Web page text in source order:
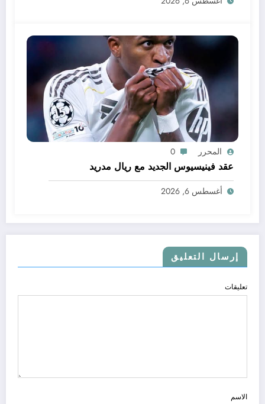
المحرر 0
عقد فينيسيوس الجديد مع ريال مدريد
أغسطس 6, 2026
إرسال التعليق
تعليقات
الاسم